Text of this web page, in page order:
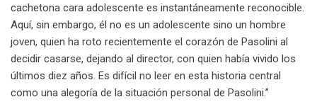
cachetona cara adolescente es instantáneamente reconocible.
Aquí, sin embargo, él no es un adolescente sino un hombre
joven, quien ha roto recientemente el corazón de Pasolini al
decidir casarse, dejando al director, con quien había vivido los
últimos diez años. Es difícil no leer en esta historia central
como una alegoría de la situación personal de Pasolini.”